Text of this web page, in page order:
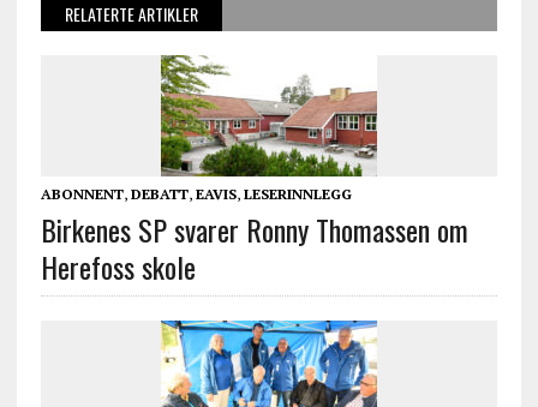
RELATERTE ARTIKLER
ABONNENT, DEBATT, EAVIS, LESERINNLEGG
Birkenes SP svarer Ronny Thomassen om
Herefoss skole